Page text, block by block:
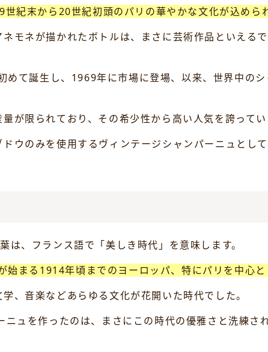
紀末から20世紀初頭のパリの華やかな文化が込めら
モネが描かれたボトルは、まさに芸術作品といえる
て誕生し、1969年に市場に登場、以来、世界中の
が限られており、その希少性から高い人気を誇ってい
ウのみを使用するヴィンテージシャンパーニュとし
、フランス語で「美しき時代」を意味します。
まる1914年頃までのヨーロッパ、特にパリを中心と
、音楽などあらゆる文化が花開いた時代でした。
ュを作ったのは、まさにこの時代の優雅さと洗練さ